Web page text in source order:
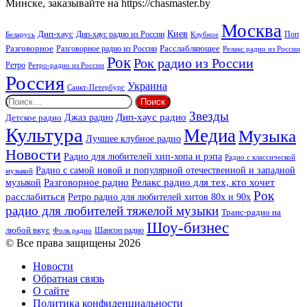
Минске, заказывайте на https://chasmaster.by
Беларусь Дип-хаус Дип-хаус радио из России Киев Клубное Москва Поп
Разговорное Разговорное радио из России Расслабляющее Релакс радио из России
Ретро Ретро-радио из России РокРок радио из России
Россия Санкт-Петербург Украина
Найти:
Детское радио Джаз радио Дип-хаус радио Звезды
Культура Лучшее клубное радио МедиаМузыка
Новости Радио для любителей хип-хопа и рэпа Радио с классической
музыкой Радио с самой новой и популярной отечественной и западной
музыкой Разговорное радио Релакс радио для тех, кто хочет
расслабиться Ретро радио для любителей хитов 80х и 90х Рок
радио для любителей тяжелой музыки Транс-радио на
любой вкус Фолк радио Шансон радио Шоу-бизнес
© Все права защищены 2026
Новости
Обратная связь
О сайте
Политика конфиденциальности